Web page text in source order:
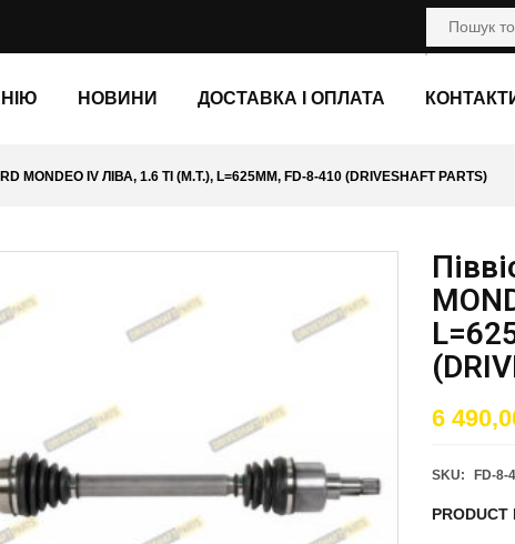
НОВИНИ ДОСТАВКА І ОПЛАТА
MONDEO IV ЛІВА, 1.6 TI (M.T.), L=625ММ, FD-8-410 (DRIVESHAFT PARTS)
6
SKU: FD-8-
PRODUCT